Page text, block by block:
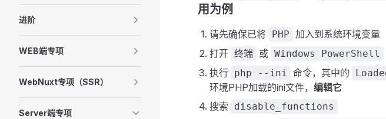
进阶
WEB端专项
WebNuxt专项（SSR）
Server端专项
用为例
请先确保已将 PHP 加入到系统环境变量
打开 终端 或 Windows PowerShell
执行 php --ini 命令，其中的
环境PHP加载的ini文件， 编辑它
搜索
disable_functions